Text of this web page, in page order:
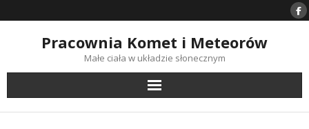
to
Pracownia Komet i Meteorów
Małe ciała w układzie słonecznym